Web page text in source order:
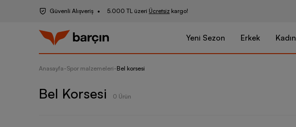
Güvenli Alışveriş 5.000 TL üzeri Ücretsiz kargo!
Yeni Sezon Erkek Kadın
Anasayfa-Spor malzemeleri-Bel korsesi
Bel Korsesi 0 Ürün